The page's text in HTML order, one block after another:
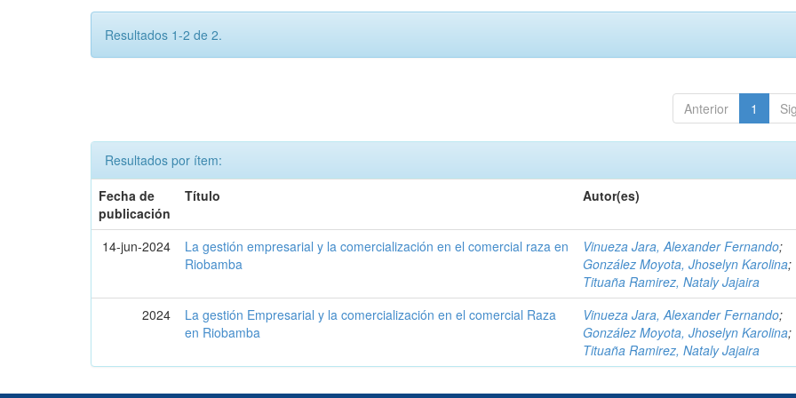
Resultados 1-2 de 2.
Anterior 1
Resultados por ítem:
Fecha de
publicación
Título Autor(es)
14-jun-2024
La gestión empresarial y la comercialización en el comercial raza en
Riobamba
Vinueza Jara, Alexander Fernando;
González Moyota, Jhoselyn Karolina;
Tituaña Ramirez, Nataly Jajaira
2024
La gestión Empresarial y la comercialización en el comercial Raza
en Riobamba
Vinueza Jara, Alexander Fernando;
González Moyota, Jhoselyn Karolina;
Tituaña Ramirez, Nataly Jajaira